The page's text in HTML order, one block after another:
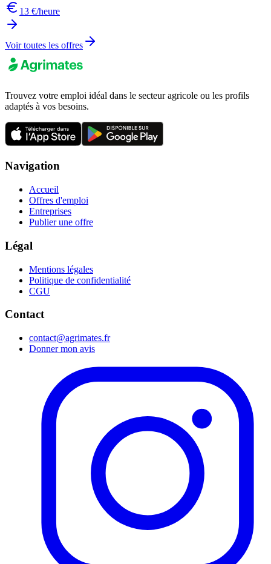
13 €/heure
Voir toutes les offres
Trouvez votre emploi idéal dans le secteur agricole ou les profils
adaptés à vos besoins.
Navigation
Accueil
Offres d'emploi
Entreprises
Publier une offre
Légal
Mentions légales
Politique de confidentialité
CGU
Contact
contact@agrimates.fr
Donner mon avis